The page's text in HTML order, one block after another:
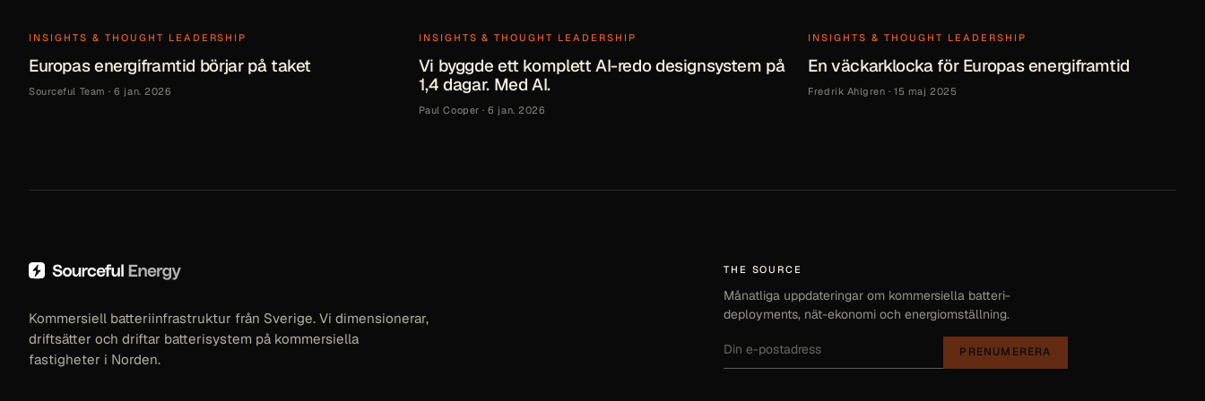
INSIGHTS & THOUGHT LEADERSHIP
Europas energiframtid börjar på taket
Sourceful Team ·6 jan. 2026
INSIGHTS & THOUGHT LEADERSHIP
Vi byggde ett komplett AI-redo designsystem på
1,4 dagar. Med AI.
Paul Cooper ·6 jan. 2026
INSIGHTS & THOUGHT LEADERSHIP
En väckarklocka för Europas energiframtid
Fredrik Ahlgren ·15 maj 2025
Kommersiell batteriinfrastruktur från Sverige. Vi dimensionerar,
driftsätter och driftar batterisystem på kommersiella
fastigheter i Norden.
THE SOURCE
Månatliga uppdateringar om kommersiella batteri-
deployments, nät-ekonomi och energiomställning.
PRENUMERERA